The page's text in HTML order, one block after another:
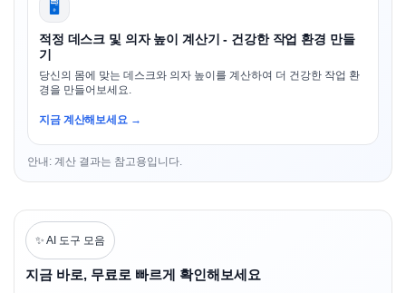
🖥️
적정 데스크 및 의자 높이 계산기 - 건강한 작업 환경 만들
기
당신의 몸에 맞는 데스크와 의자 높이를 계산하여 더 건강한 작업 환
경을 만들어보세요.
지금 계산해보세요 →
안내: 계산 결과는 참고용입니다.
✨ AI 도구 모음
지금 바로, 무료로 빠르게 확인해보세요